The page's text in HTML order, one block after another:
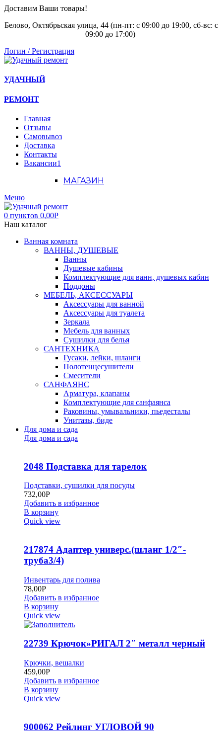
Доставим Ваши товары!
Белово, Октябрьская улица, 44 (пн-пт: с 09:00 до 19:00, сб-вс: с
09:00 до 17:00)
Логин / Регистрация
УДАЧНЫЙ
РЕМОНТ
Главная
Отзывы
Самовывоз
Доставка
Контакты
Вакансии1
МАГАЗИН
Меню
0 пунктов 0,00Р
Наш каталог
Ванная комната
ВАННЫ, ДУШЕВЫЕ
Ванны
Душевые кабины
Комплектующие для ванн, душевых кабин
Поддоны
МЕБЕЛЬ, АКСЕССУАРЫ
Аксессуары для ванной
Аксессуары для туалета
Зеркала
Мебель для ванных
Сушилки для белья
САНТЕХНИКА
Гусаки, лейки, шланги
Полотенцесушители
Смесители
САНФАЯНС
Арматура, клапаны
Комплектующие для санфаянса
Раковины, умывальники, пьедесталы
Унитазы, биде
Для дома и сада
Для дома и сада
2048 Подставка для тарелок
Подставки, сушилки для посуды
732,00Р
Добавить в избранное
В корзину
Quick view
217874 Адаптер универс.(шланг 1/2″-
труба3/4)
Инвентарь для полива
78,00Р
Добавить в избранное
В корзину
Quick view
22739 Крючок»РИГАЛ 2″ металл черный
Крючки, вешалки
459,00Р
Добавить в избранное
В корзину
Quick view
900062 Рейлинг УГЛОВОЙ 90